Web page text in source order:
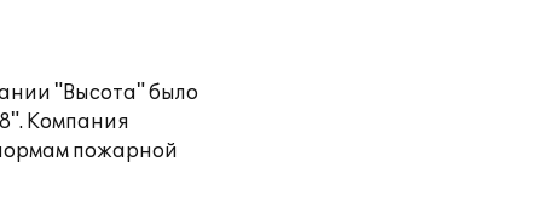
"Высота" было
Компания
пожарной